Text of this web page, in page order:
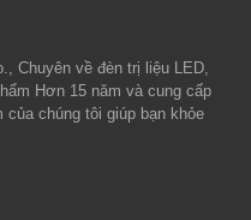
Chuyên về đèn trị liệu LED,
Hơn 15 năm và cung cấp
chúng tôi giúp bạn khỏe